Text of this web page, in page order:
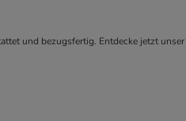
und bezugsfertig. Entdecke jetzt unser